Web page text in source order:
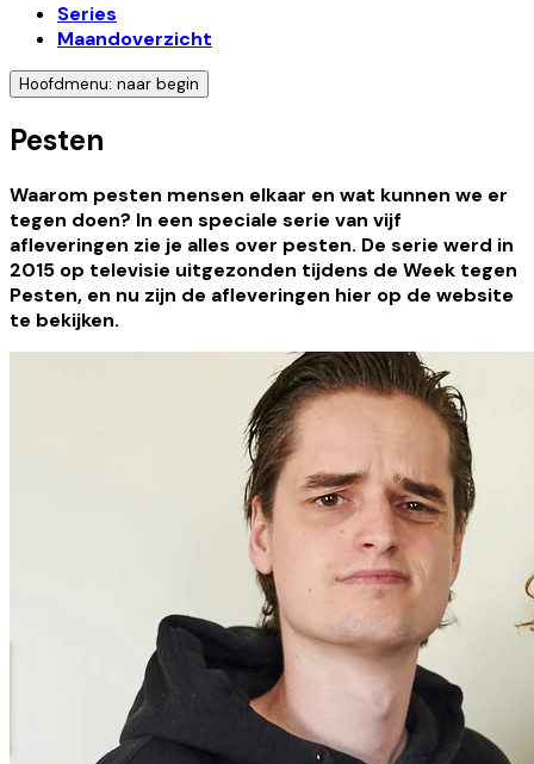
Series
Maandoverzicht
Hoofdmenu: naar begin
Pesten
Waarom pesten mensen elkaar en wat kunnen we er
tegen doen? In een speciale serie van vijf
afleveringen zie je alles over pesten. De serie werd in
2015 op televisie uitgezonden tijdens de Week tegen
Pesten, en nu zijn de afleveringen hier op de website
te bekijken.